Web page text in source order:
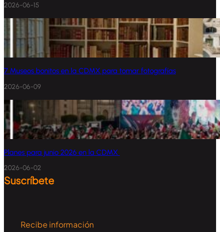
2026-06-15
7 Museos bonitos en la CDMX para tomar fotografías
2026-06-09
Planes para junio 2026 en la CDMX
2026-06-02
Suscríbete
Recibe información